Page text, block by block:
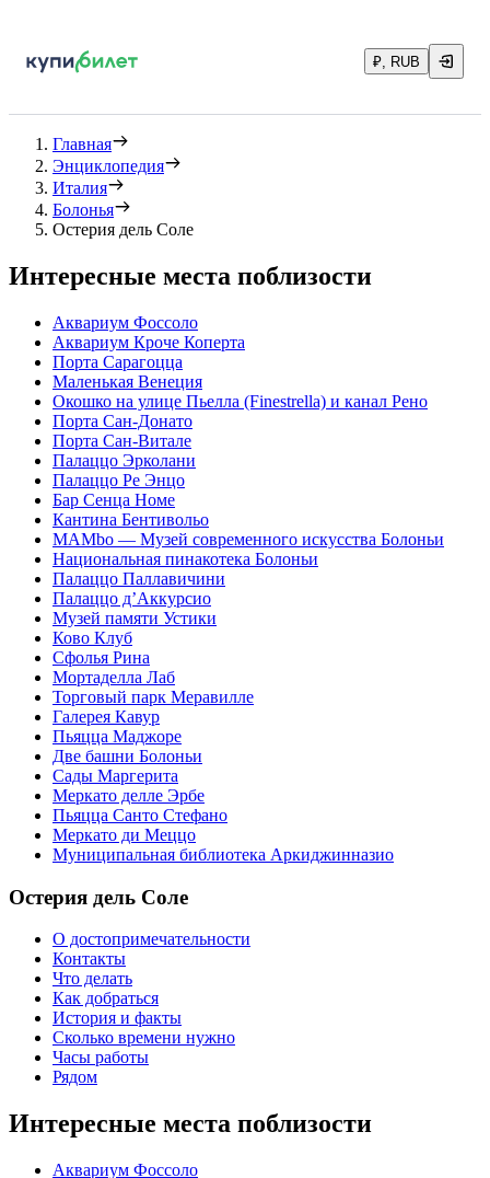
₽, RUB
Главная
Энциклопедия
Италия
Болонья
Остерия дель Соле
Интересные места поблизости
Аквариум Фоссоло
Аквариум Кроче Коперта
Порта Сарагоцца
Маленькая Венеция
Окошко на улице Пьелла (Finestrella) и канал Рено
Порта Сан-Донато
Порта Сан-Витале
Палаццо Эрколани
Палаццо Ре Энцо
Бар Сенца Номе
Кантина Бентивольо
MAMbo — Музей современного искусства Болоньи
Национальная пинакотека Болоньи
Палаццо Паллавичини
Палаццо д’Аккурсио
Музей памяти Устики
Ково Клуб
Сфолья Рина
Мортаделла Лаб
Торговый парк Меравилле
Галерея Кавур
Пьяцца Маджоре
Две башни Болоньи
Сады Маргерита
Меркато делле Эрбе
Пьяцца Санто Стефано
Меркато ди Меццо
Муниципальная библиотека Аркиджинназио
Остерия дель Соле
О достопримечательности
Контакты
Что делать
Как добраться
История и факты
Сколько времени нужно
Часы работы
Рядом
Интересные места поблизости
Аквариум Фоссоло